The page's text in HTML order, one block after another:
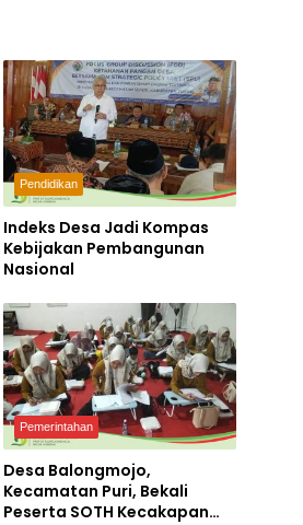
Pendidikan
Indeks Desa Jadi Kompas
Kebijakan Pembangunan
Nasional
Pemerintahan
Desa Balongmojo,
Kecamatan Puri, Bekali
Peserta SOTH Kecakapan